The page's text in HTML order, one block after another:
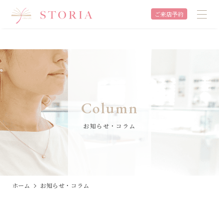
ご来店予約
Column
お知らせ・コラム
ホーム お知らせ・コラム